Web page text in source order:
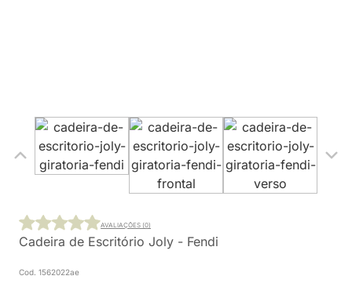
Cadeira de Escritório Joly - Fendi
Cod. 1562022ae
AVALIAÇÕES (0)